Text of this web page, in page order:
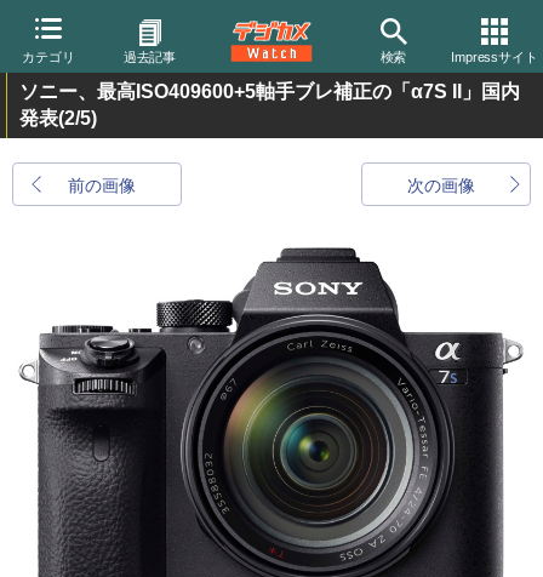
カテゴリ 過去記事 検索 Impressサイト
ソニー、最高ISO409600+5軸手ブレ補正の「α7S II」国内
発表(2/5)
前の画像 次の画像